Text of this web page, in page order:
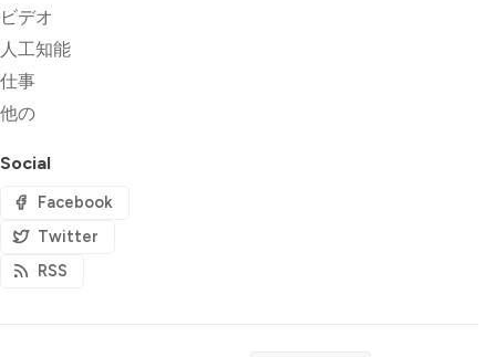
ビデオ
人工知能
仕事
他の
Social
Facebook
Twitter
RSS